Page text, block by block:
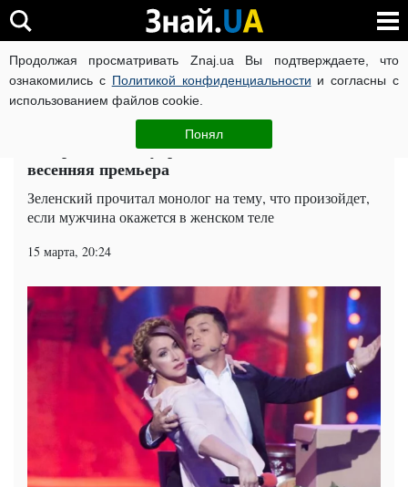
Продолжая просматривать Znaj.ua Вы подтверждаете, что
ознакомились с Политикой конфиденциальности и согласны с
использованием файлов cookie.
Понял
ВОЙНА РОССИИ ПРОТИВ УКРАИНЫ КОРОНАВИРУС В
Шоу-бизнес ЧИТАТИ УКРАЇНСЬКОЮ
Вечерний Киев: украинцев ошеломила
весенняя премьера
Зеленский прочитал монолог на тему, что произойдет,
если мужчина окажется в женском теле
15 марта, 20:24